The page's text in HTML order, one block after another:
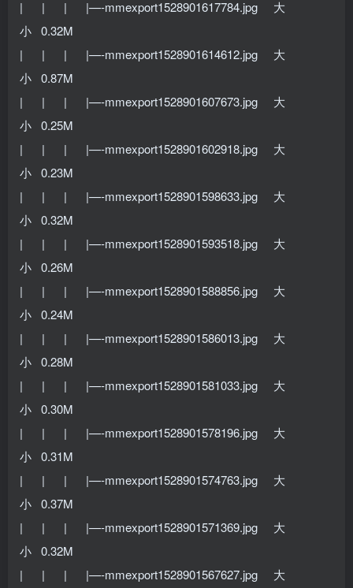
| | | |—-mmexport1528901617784.jpg 大
小 0.32M
| | | |—-mmexport1528901614612.jpg 大
小 0.87M
| | | |—-mmexport1528901607673.jpg 大
小 0.25M
| | | |—-mmexport1528901602918.jpg 大
小 0.23M
| | | |—-mmexport1528901598633.jpg 大
小 0.32M
| | | |—-mmexport1528901593518.jpg 大
小 0.26M
| | | |—-mmexport1528901588856.jpg 大
小 0.24M
| | | |—-mmexport1528901586013.jpg 大
小 0.28M
| | | |—-mmexport1528901581033.jpg 大
小 0.30M
| | | |—-mmexport1528901578196.jpg 大
小 0.31M
| | | |—-mmexport1528901574763.jpg 大
小 0.37M
| | | |—-mmexport1528901571369.jpg 大
小 0.32M
| | | |—-mmexport1528901567627.jpg 大